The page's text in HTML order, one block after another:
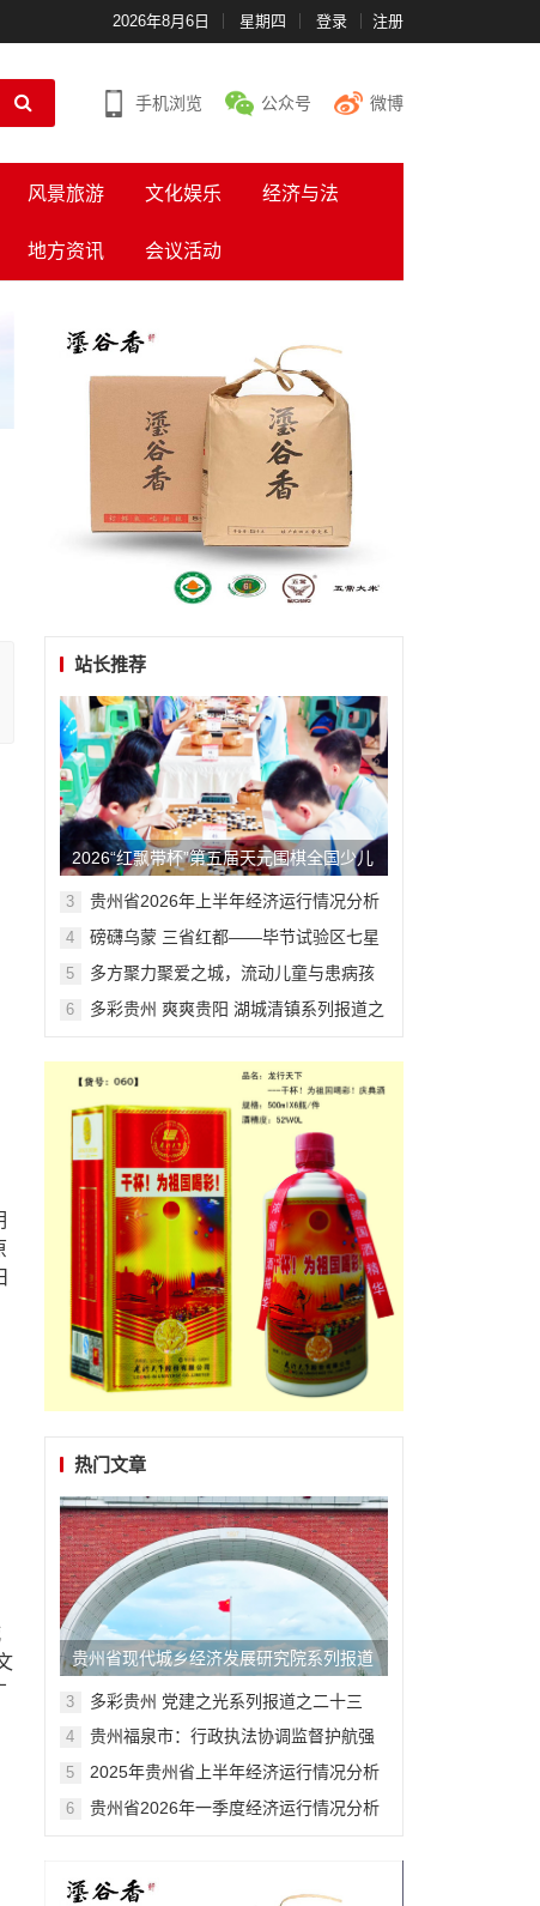
2026年8月6日 星期四 登录 注册
手机浏览 公众号 微博
风景旅游 文化娱乐 经济与法
地方资讯 会议活动
站长推荐
​​​​​​​2026“红飘带杯”第五届天元围棋全国少儿
围棋公开赛在贵阳开幕
3
贵州省2026年上半年经济运行情况分析
4
磅礴乌蒙 三省红都——毕节试验区七星
5
多方聚力聚爱之城，流动儿童与患病孩
6
多彩贵州 爽爽贵阳 湖城清镇系列报道之
热门文章
贵州省现代城乡经济发展研究院系列报道
之二
3 多彩贵州 党建之光系列报道之二十三
4
贵州福泉市：行政执法协调监督护航强
5
2025年贵州省上半年经济运行情况分析
6
贵州省2026年一季度经济运行情况分析